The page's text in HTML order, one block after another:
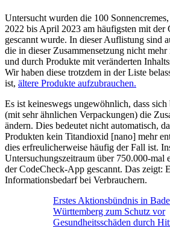
Untersucht wurden die 100
2022 bis April 2023 am häufigsten mit der
gescannt wurde. In dieser Auflistung sind
die in dieser Zusammensetzung nicht
und durch Produkte mit veränderten
Wir haben diese trotzdem in der Liste
ist, ältere Produkte aufzubrauchen.
Es ist keineswegs ungewöhnlich, dass
(mit sehr ähnlichen Verpackungen) die
ändern. Dies bedeutet nicht automatisch,
Produkten kein Titandioxid [nano] mehr
dies erfreulicherweise häufig der Fall ist.
Untersuchungszeitraum über 750.000-mal
der CodeCheck-App gescannt. Das zeigt:
Informationsbedarf bei Verbrauchern.
Erstes Aktionsbündnis in
Württemberg zum Schutz vor
Gesundheitsschäden durch